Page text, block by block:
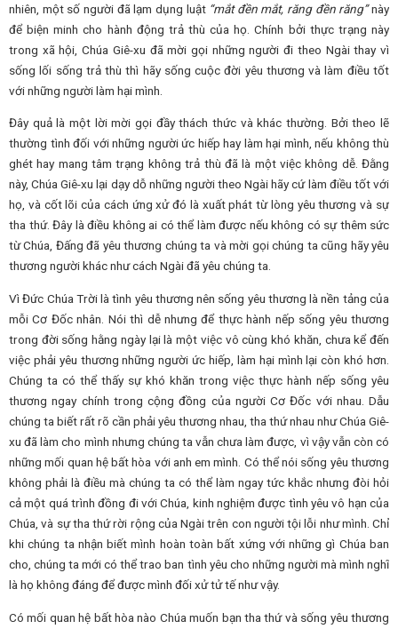
nhiên, một số người đã lạm dụng luật “mắt đền mắt, răng đền răng”này
để biện minh cho hành động trả thù của họ. Chính bởi thực trạng này
trong xã hội, Chúa Giê-xu đã mời gọi những người đi theo Ngài thay vì
sống lối sống trả thù thì hãy sống cuộc đời yêu thương và làm điều tốt
với những người làm hại mình.
Đây quả là một lời mời gọi đầy thách thức và khác thường. Bởi theo lẽ
thường tình đối với những người ức hiếp hay làm hại mình, nếu không thù
ghét hay mang tâm trạng không trả thù đã là một việc không dễ. Đằng
này, Chúa Giê-xu lại dạy dỗ những người theo Ngài hãy cứ làm điều tốt với
họ, và cốt lõi của cách ứng xử đó là xuất phát từ lòng yêu thương và sự
tha thứ. Đây là điều không ai có thể làm được nếu không có sự thêm sức
từ Chúa, Đấng đã yêu thương chúng ta và mời gọi chúng ta cũng hãy yêu
thương người khác như cách Ngài đã yêu chúng ta.
Vì Đức Chúa Trời là tình yêu thương nên sống yêu thương là nền tảng của
mỗi Cơ Đốc nhân. Nói thì dễ nhưng để thực hành nếp sống yêu thương
trong đời sống hằng ngày lại là một việc vô cùng khó khăn, chưa kể đến
việc phải yêu thương những người ức hiếp, làm hại mình lại còn khó hơn.
Chúng ta có thể thấy sự khó khăn trong việc thực hành nếp sống yêu
thương ngay chính trong cộng đồng của người Cơ Đốc với nhau. Dẫu
chúng ta biết rất rõ cần phải yêu thương nhau, tha thứ nhau như Chúa Giê-
xu đã làm cho mình nhưng chúng ta vẫn chưa làm được, vì vậy vẫn còn có
những mối quan hệ bất hòa với anh em mình. Có thể nói sống yêu thương
không phải là điều mà chúng ta có thể làm ngay tức khắc nhưng đòi hỏi
cả một quá trình đồng đi với Chúa, kinh nghiệm được tình yêu vô hạn của
Chúa, và sự tha thứ rời rộng của Ngài trên con người tội lỗi như mình. Chỉ
khi chúng ta nhận biết mình hoàn toàn bất xứng với những gì Chúa ban
cho, chúng ta mới có thể trao ban tình yêu cho những người mà mình nghĩ
là họ không đáng để được mình đối xử tử tế như vậy.
Có mối quan hệ bất hòa nào Chúa muốn bạn tha thứ và sống yêu thương